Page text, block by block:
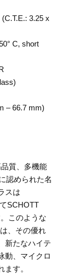
3.25 x
C, short
– 66.7 mm)
質、多機能
認められた名
スは
SCHOTT
このような
、その優れ
新たなハイテ
動、マイクロ
す。